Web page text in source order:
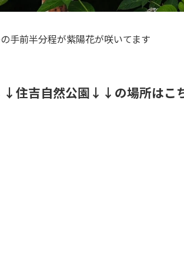
手前半分程が紫陽花が咲いてます
住吉自然公園 ↓↓の場所はこ